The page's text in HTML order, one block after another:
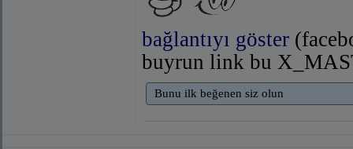
bağlantıyı göster
buyrun link bu
Bunu ilk beğenen siz olun